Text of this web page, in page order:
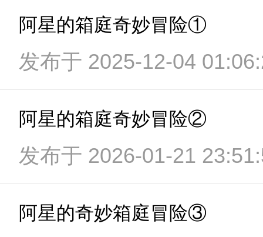
阿星的箱庭奇妙冒险①
发布于 2025-12-04
阿星的箱庭奇妙冒险②
发布于 2026-01-21
阿星的奇妙箱庭冒险③